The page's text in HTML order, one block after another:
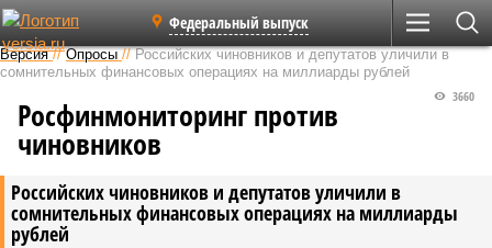
Федеральный выпуск
Версия //Опросы //Российских чиновников и депутатов уличили в
сомнительных финансовых операциях на миллиарды рублей
Российских чиновников и депутатов уличили в
сомнительных финансовых операциях на миллиарды
рублей
3660
Росфинмониторинг против
чиновников